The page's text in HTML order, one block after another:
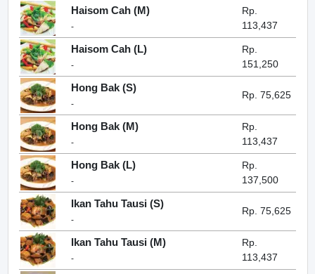
Haisom Cah (M)
-
Rp.
113,437
Haisom Cah (L)
-
Rp.
151,250
Hong Bak (S)
-
Rp. 75,625
Hong Bak (M)
-
Rp.
113,437
Hong Bak (L)
-
Rp.
137,500
Ikan Tahu Tausi (S)
-
Rp. 75,625
Ikan Tahu Tausi (M)
-
Rp.
113,437